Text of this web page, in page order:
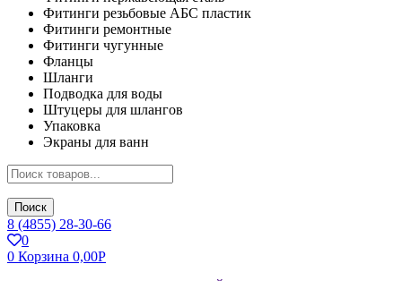
Фитинги резьбовые АБС пластик
Фитинги ремонтные
Фитинги чугунные
Фланцы
Шланги
Подводка для воды
Штуцеры для шлангов
Упаковка
Экраны для ванн
Поиск
8 (4855) 28-30-66
0
0 Корзина 0,00Р